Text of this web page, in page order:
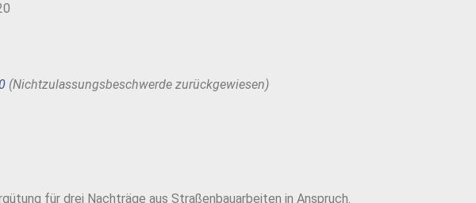
(Nichtzulassungsbeschwerde zurückgewiesen)
für drei Nachträge aus Straßenbauarbeiten in Anspruch.